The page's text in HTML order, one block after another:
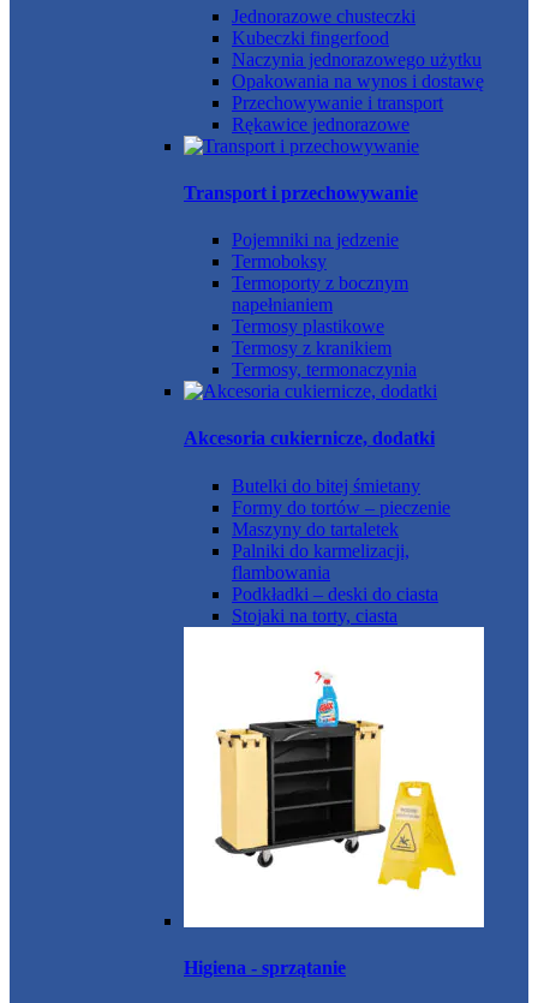
Jednorazowe chusteczki
Kubeczki fingerfood
Naczynia jednorazowego użytku
Opakowania na wynos i dostawę
Przechowywanie i transport
Rękawice jednorazowe
Transport i przechowywanie
Pojemniki na jedzenie
Termoboksy
Termoporty z bocznym
napełnianiem
Termosy plastikowe
Termosy z kranikiem
Termosy, termonaczynia
Akcesoria cukiernicze, dodatki
Butelki do bitej śmietany
Formy do tortów – pieczenie
Maszyny do tartaletek
Palniki do karmelizacji,
flambowania
Podkładki – deski do ciasta
Stojaki na torty, ciasta
Higiena - sprzątanie